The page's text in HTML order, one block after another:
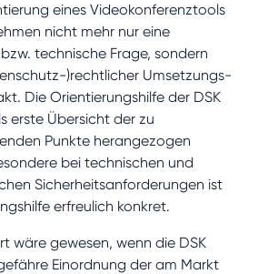
eines Videokonferenztools
nicht mehr nur eine
technische Frage, sondern
)rechtlicher Umsetzungs-
Die Orientierungshilfe der DSK
erste Übersicht der zu
Punkte herangezogen
bei technischen und
Sicherheitsanforderungen ist
erfreulich konkret.
wäre gewesen, wenn die DSK
Einordnung der am Markt